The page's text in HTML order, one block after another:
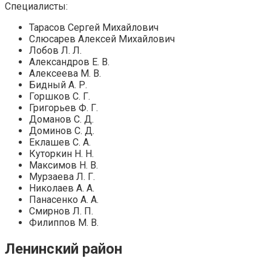
Специалисты:
Тарасов Сергей Михайлович
Слюсарев Алексей Михайлович
Лобов Л. Л.
Александров Е. В.
Алексеева М. В.
Бидный А. Р.
Горшков С. Г.
Григорьев Ф. Г.
Доманов С. Д.
Доминов С. Д.
Еклашев С. А.
Куторкин Н. Н.
Максимов Н. В.
Мурзаева Л. Г.
Николаев А. А.
Панасенко А. А.
Смирнов Л. П.
Филиппов М. В.
Ленинский район